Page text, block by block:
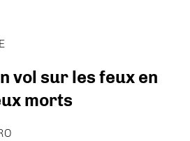
vol sur les feux en
morts